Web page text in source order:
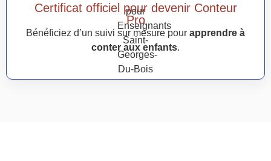
Certificat officiel pour devenir Conteur
Pro
Bénéficiez d’un suivi sur mesure pour apprendre à
conter aux enfants.